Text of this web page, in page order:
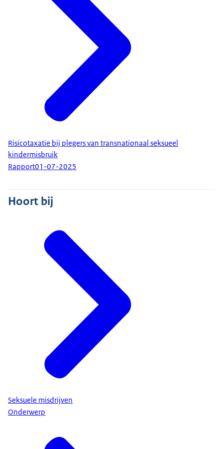
Risicotaxatie bij plegers van transnationaal seksueel
kindermisbruik
Rapport01-07-2025
Hoort bij
Seksuele misdrijven
Onderwerp